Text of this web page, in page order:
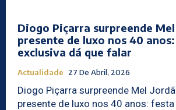
Diogo Piçarra surpreende
presente de luxo nos 40
exclusiva dá que falar
Actualidade 27 De Abril, 2026
Diogo Piçarra surpreende Mel
presente de luxo nos 40 anos: